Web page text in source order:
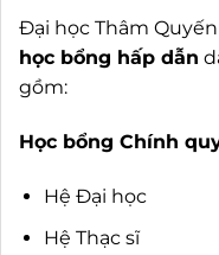
Đại học Thâm
học bổng hấp dẫn
gồm:
Học bổng Chính
Hệ Đại học
Hệ Thạc sĩ